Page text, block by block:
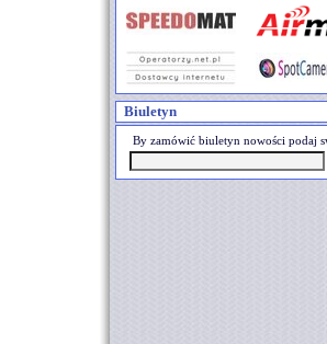
Biuletyn
By zamówić biuletyn nowości podaj